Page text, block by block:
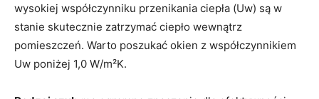
wysokiej współczynniku przenikania ciepła (Uw) są w
stanie skutecznie zatrzymać⁣ ciepło wewnątrz
pomieszczeń. Warto poszukać ⁤okien z współczynnikiem⁤
Uw poniżej 1,0 W/m²K.